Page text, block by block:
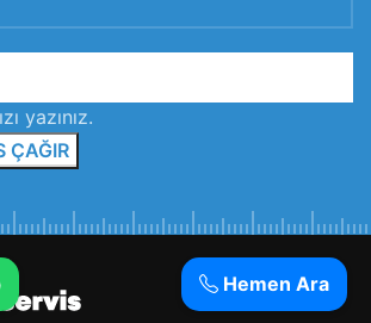
yazınız.
Hemen Ara